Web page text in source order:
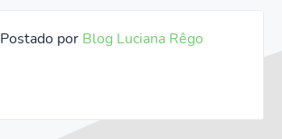
Postado por Blog Luciana Rêgo